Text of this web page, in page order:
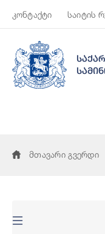
კონტაქტი საიტის
მთავარი გვერდი